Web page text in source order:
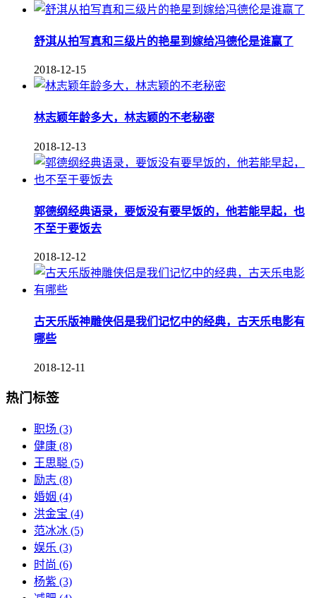
舒淇从拍写真和三级片的艳星到嫁给冯德伦是谁赢了
2018-12-15
林志颖年龄多大，林志颖的不老秘密
2018-12-13
郭德纲经典语录，要饭没有要早饭的，他若能早起，也
不至于要饭去
2018-12-12
古天乐版神雕侠侣是我们记忆中的经典，古天乐电影有
哪些
2018-12-11
热门标签
职场 (3)
健康 (8)
王思聪 (5)
励志 (8)
婚姻 (4)
洪金宝 (4)
范冰冰 (5)
娱乐 (3)
时尚 (6)
杨紫 (3)